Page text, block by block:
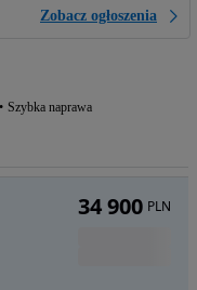
Zobacz ogłoszenia
Szybka naprawa
34 900 PLN